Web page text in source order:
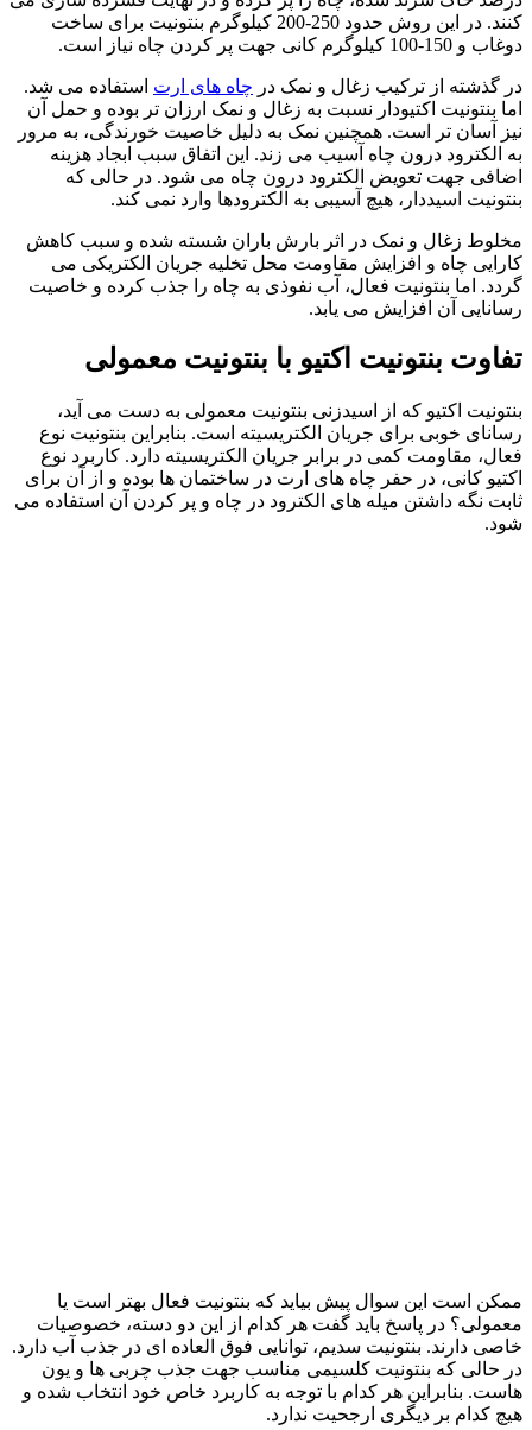
کنند. در این روش حدود 250-200 کیلوگرم بنتونیت برای ساخت
دوغاب و 150-100 کیلوگرم کانی جهت پر کردن چاه نیاز است.
در گذشته از ترکیب زغال و نمک در چاه های ارت استفاده می شد.
اما بنتونیت اکتیودار نسبت به زغال و نمک ارزان تر بوده و حمل آن
نیز آسان تر است. همچنین نمک به دلیل خاصیت خورندگی، به مرور
به الکترود درون چاه آسیب می زند. این اتفاق سبب ابجاد هزینه
اضافی جهت تعویض الکترود درون چاه می شود. در حالی که
بنتونیت اسیددار، هیچ آسیبی به الکترودها وارد نمی کند.
مخلوط زغال و نمک در اثر بارش باران شسته شده و سبب کاهش
کارایی چاه و افزایش مقاومت محل تخلیه جریان الکتریکی می
گردد. اما بنتونیت فعال، آب نفوذی به چاه را جذب کرده و خاصیت
رسانایی آن افزایش می یابد.
تفاوت بنتونیت اکتیو با بنتونیت معمولی
بنتونیت اکتیو که از اسیدزنی بنتونیت معمولی به دست می آید،
رسانای خوبی برای جریان الکتریسیته است. بنابراین بنتونیت نوع
فعال، مقاومت کمی در برابر جریان الکتریسیته دارد. کاربرد نوع
اکتیو کانی، در حفر چاه های ارت در ساختمان ها بوده و از آن برای
ثابت نگه داشتن میله های الکترود در چاه و پر کردن آن استفاده می
شود.
ممکن است این سوال پیش بیاید که بنتونیت فعال بهتر است یا
معمولی؟ در پاسخ باید گفت هر کدام از این دو دسته، خصوصیات
خاصی دارند. بنتونیت سدیم، توانایی فوق العاده ای در جذب آب دارد.
در حالی که بنتونیت کلسیمی مناسب جهت جذب چربی ها و یون
هاست. بنابراین هر کدام با توجه به کاربرد خاص خود انتخاب شده و
هیچ کدام بر دیگری ارجحیت ندارد.